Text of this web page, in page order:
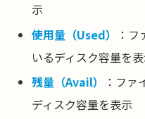
示
使用量（Used）
：
いるディスク容量を
残量（Avail）
：フ
ディスク容量を表示